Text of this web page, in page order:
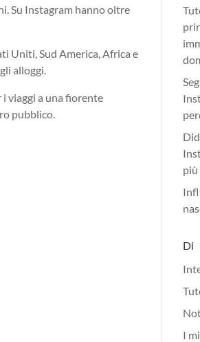
Su Instagram hanno oltre
Uniti, Sud America, Africa e
alloggi.
viaggi a una fiorente
pubblico.
Di
I